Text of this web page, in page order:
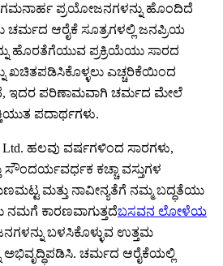
ಗಮನಾರ್ಹ ಪ್ರಯೋಜನಗಳನ್ನು ಹೊಂದಿದೆ
ಚರ್ಮದ ಆರೈಕೆ ಸೂತ್ರಗಳಲ್ಲಿ ಜನಪ್ರಿಯ
ಹೊರತೆಗೆಯುವ ಪ್ರಕ್ರಿಯೆಯು ಸಾರದ
ಖಚಿತಪಡಿಸಿಕೊಳ್ಳಲು ಎಚ್ಚರಿಕೆಯಿಂದ
ಇದರ ಪರಿಣಾಮವಾಗಿ ಚರ್ಮದ ಮೇಲೆ
ಪದಾರ್ಥಗಳು.
Ltd. ಹಲವು ವರ್ಷಗಳಿಂದ ಸಾರಗಳು,
ಸೌಂದರ್ಯವರ್ಧಕ ಕಚ್ಚಾ ವಸ್ತುಗಳ
ಮತ್ತು ನಾವೀನ್ಯತೆಗೆ ನಮ್ಮ ಬದ್ಧತೆಯು
ನಮಗೆ ಕಾರಣವಾಗುತ್ತದೆಬಸವನ ಲೋಳೆಯ
ಬಳಸಿಕೊಳ್ಳುವ ಉತ್ತಮ
ಅಭಿವೃದ್ಧಿಪಡಿಸಿ. ಚರ್ಮದ ಆರೈಕೆಯಲ್ಲಿ